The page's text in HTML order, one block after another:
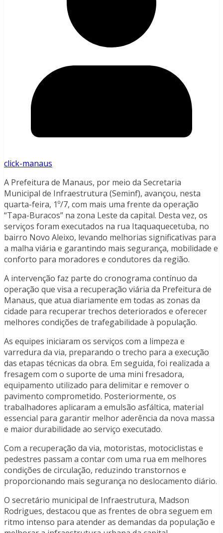
click-manaus
A Prefeitura de Manaus, por meio da Secretaria
Municipal de Infraestrutura (Seminf), avançou, nesta
quarta-feira, 1º/7, com mais uma frente da operação
“Tapa-Buracos” na zona Leste da capital. Desta vez, os
serviços foram executados na rua Itaquaquecetuba, no
bairro Novo Aleixo, levando melhorias significativas para
a malha viária e garantindo mais segurança, mobilidade e
conforto para moradores e condutores da região.
A intervenção faz parte do cronograma contínuo da
operação que visa a recuperação viária da Prefeitura de
Manaus, que atua diariamente em todas as zonas da
cidade para recuperar trechos deteriorados e oferecer
melhores condições de trafegabilidade à população.
As equipes iniciaram os serviços com a limpeza e
varredura da via, preparando o trecho para a execução
das etapas técnicas da obra. Em seguida, foi realizada a
fresagem com o suporte de uma mini fresadora,
equipamento utilizado para delimitar e remover o
pavimento comprometido. Posteriormente, os
trabalhadores aplicaram a emulsão asfáltica, material
essencial para garantir melhor aderência da nova massa
e maior durabilidade ao serviço executado.
Com a recuperação da via, motoristas, motociclistas e
pedestres passam a contar com uma rua em melhores
condições de circulação, reduzindo transtornos e
proporcionando mais segurança no deslocamento diário.
O secretário municipal de Infraestrutura, Madson
Rodrigues, destacou que as frentes de obra seguem em
ritmo intenso para atender as demandas da população e